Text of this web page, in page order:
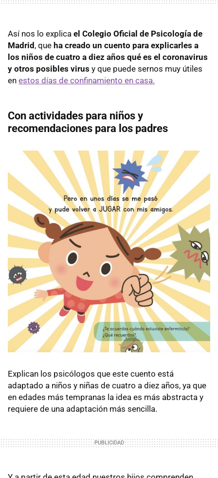
Así nos lo explica el Colegio Oficial de Psicología de
Madrid , que ha creado un cuento para explicarles a
los niños de cuatro a diez años qué es el coronavirus
y otros posibles virus y que puede sernos muy útiles
en estos días de confinamiento en casa.
Con actividades para niños y
recomendaciones para los padres
Explican los psicólogos que este cuento está
adaptado a niños y niñas de cuatro a diez años, ya que
en edades más tempranas la idea es más abstracta y
requiere de una adaptación más sencilla.